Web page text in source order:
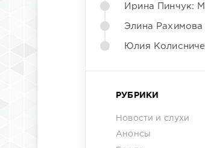
Ирина Пинчук:
Элина
Юлия
РУБРИКИ
Новости и слухи
Анонсы